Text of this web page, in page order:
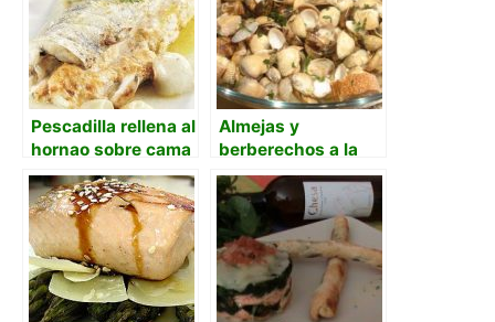
Pescadilla rellena al
hornao sobre cama
de patata con
souflé de
mayonesa y salsa
americana
Almejas y
berberechos a la
cerveza